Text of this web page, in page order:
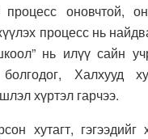
оновчтой,
процесс нь
нь илүү сайн
Халхууд
хүртэл гарчээ.
хутагт, гэгээдийг